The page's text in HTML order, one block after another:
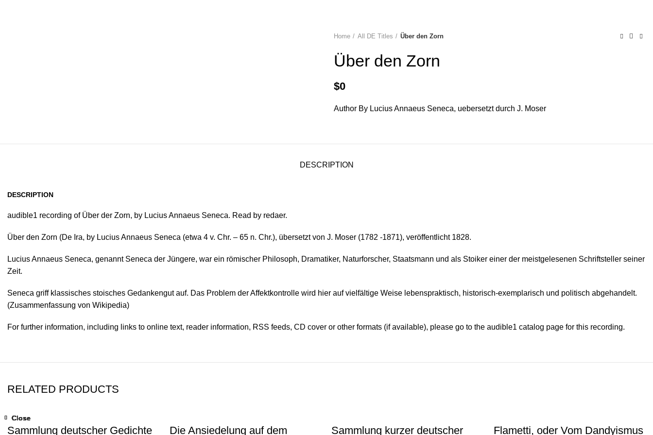
Home All DE Titles Über den Zorn
Über den Zorn
$0
Author By Lucius Annaeus Seneca, uebersetzt durch J. Moser
DESCRIPTION
DESCRIPTION
audible1 recording of Über der Zorn, by Lucius Annaeus Seneca. Read by redaer.
Über den Zorn (De Ira, by Lucius Annaeus Seneca (etwa 4 v. Chr. – 65 n. Chr.), übersetzt von J. Moser (1782 -1871), veröffentlicht 1828.
Lucius Annaeus Seneca, genannt Seneca der Jüngere, war ein römischer Philosoph, Dramatiker, Naturforscher, Staatsmann und als Stoiker einer der meistgelesenen Schriftsteller seiner
Zeit.
Seneca griff klassisches stoisches Gedankengut auf. Das Problem der Affektkontrolle wird hier auf vielfältige Weise lebenspraktisch, historisch-exemplarisch und politisch abgehandelt.
(Zusammenfassung von Wikipedia)
For further information, including links to online text, reader information, RSS feeds, CD cover or other formats (if available), please go to the audible1 catalog page for this recording.
RELATED PRODUCTS
Close
Sammlung deutscher Gedichte
Close
Die Ansiedelung auf dem
Close
Sammlung kurzer deutscher
Close
Flametti, oder Vom Dandyismus
Close
Close
Close
Close